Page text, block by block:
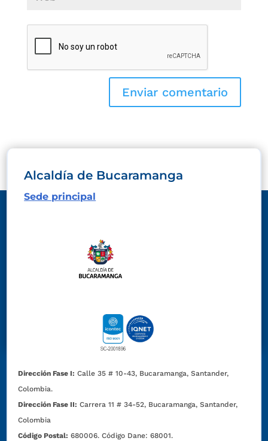
Alcaldía de Bucaramanga
Sede principal
Dirección Fase I: Calle 35 # 10-43, Bucaramanga, Santander,
Colombia.
Dirección Fase II: Carrera 11 # 34-52, Bucaramanga, Santander,
Colombia
Código Postal: 680006. Código Dane: 68001.